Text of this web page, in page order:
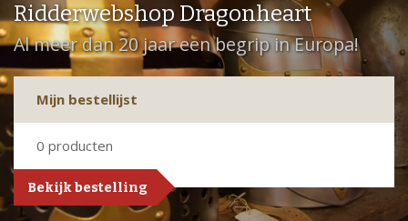
Ridderwebshop Dragonheart
Al meer dan 20 jaar een begrip in Europa!
Mijn bestellijst
0 producten
Bekijk bestelling